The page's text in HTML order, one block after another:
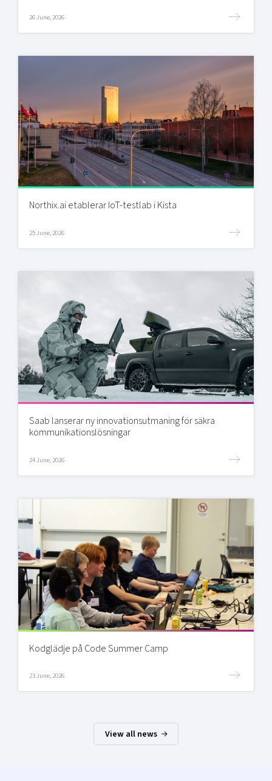
26 June, 2026
Northix.ai etablerar IoT-testlab i Kista
25 June, 2026
Saab lanserar ny innovationsutmaning för säkra
kommunikationslösningar
24 June, 2026
Kodglädje på Code Summer Camp
23 June, 2026
View all news